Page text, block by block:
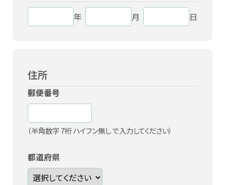
年 月 日
住所
郵便番号
（半角数字 7桁 ハイフン無し で入力してください）
都道府県